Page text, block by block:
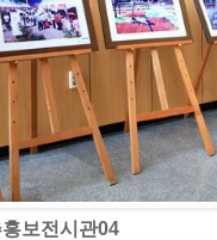
보전시관04